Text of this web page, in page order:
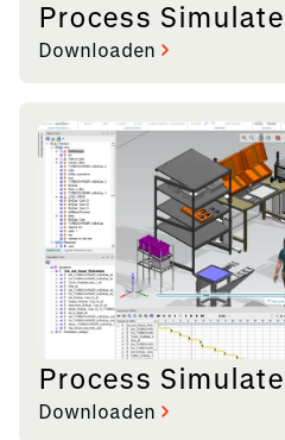
Process Simulate
Downloaden
Process
Downloaden